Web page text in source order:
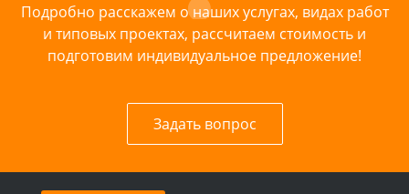
Подробно расскажем о наших услугах, видах работ
и типовых проектах, рассчитаем стоимость и
подготовим индивидуальное предложение!
Задать вопрос